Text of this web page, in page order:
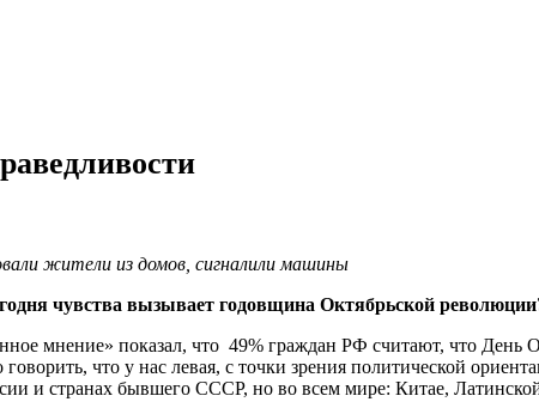
жители из домов, сигналили машины
чувства вызывает годовщина Октябрьской
мнение» показал, что 49% граждан РФ считают, что День
что у нас левая, с точки зрения политической
и странах бывшего СССР, но во всем мире: Китае,